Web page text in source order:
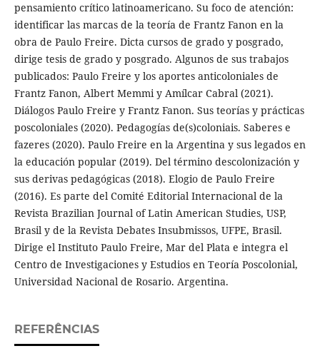
pensamiento crítico latinoamericano. Su foco de atención:
identificar las marcas de la teoría de Frantz Fanon en la
obra de Paulo Freire. Dicta cursos de grado y posgrado,
dirige tesis de grado y posgrado. Algunos de sus trabajos
publicados: Paulo Freire y los aportes anticoloniales de
Frantz Fanon, Albert Memmi y Amílcar Cabral (2021).
Diálogos Paulo Freire y Frantz Fanon. Sus teorías y prácticas
poscoloniales (2020). Pedagogías de(s)coloniais. Saberes e
fazeres (2020). Paulo Freire en la Argentina y sus legados en
la educación popular (2019). Del término descolonización y
sus derivas pedagógicas (2018). Elogio de Paulo Freire
(2016). Es parte del Comité Editorial Internacional de la
Revista Brazilian Journal of Latin American Studies, USP,
Brasil y de la Revista Debates Insubmissos, UFPE, Brasil.
Dirige el Instituto Paulo Freire, Mar del Plata e integra el
Centro de Investigaciones y Estudios en Teoría Poscolonial,
Universidad Nacional de Rosario. Argentina.
REFERÊNCIAS